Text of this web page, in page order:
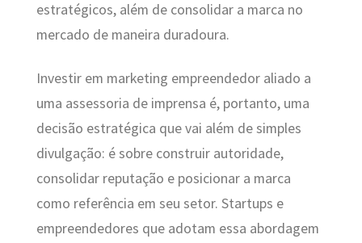
estratégicos, além de consolidar a marca no
mercado de maneira duradoura.
Investir em marketing empreendedor aliado a
uma assessoria de imprensa é, portanto, uma
decisão estratégica que vai além de simples
divulgação: é sobre construir autoridade,
consolidar reputação e posicionar a marca
como referência em seu setor. Startups e
empreendedores que adotam essa abordagem